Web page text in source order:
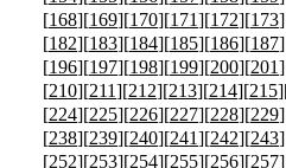
[168][169][170][171][172][173
[182][183][184][185][186][187
[196][197][198][199][200][201
[210][211][212][213][214][215
[224][225][226][227][228][229
[238][239][240][241][242][243
[252][253][254][255][256][257